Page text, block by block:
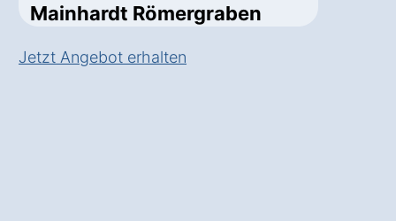
Mainhardt Römergraben
Jetzt Angebot erhalten